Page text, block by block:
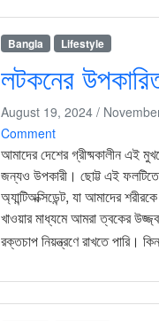
Bangla Lifestyle
লটকনের
August 19, 2024 /
Comment
আমাদের দেশের গ্রীষ্মকালীন এই
জন্যও উপকারী। ছোট্ট এই ফলটিতে
অ্যান্টিঅক্সিডেন্ট, যা আমাদের
খাওয়ার মাধ্যমে আমরা ত্বকের
রক্তচাপ নিয়ন্ত্রণে রাখতে পারি।